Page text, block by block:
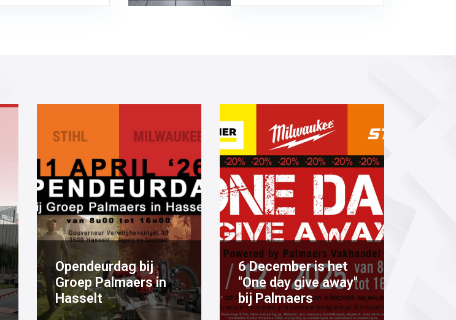
Opendeurdag bij
Groep Palmaers in
Hasselt
6 December is het
"One day give away"
bij Palmaers